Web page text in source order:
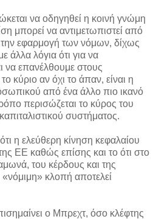
να οδηγηθεί η κοινή γνώμη
μπορεί να αντιμετωπιστεί από
την εφαρμογή των νόμων, δίχως
άλλα λόγια ότι για να
να επανέλθουμε στους
κύριο αν όχι το άπαν, είναι η
από ένα άλλο πιο ικανό
περισώζεται το κύρος του
συστήματος.
η ελεύθερη κίνηση κεφαλαίου
ΕΕ καθώς επίσης και το ότι στο
του κέρδους και της
κλοπή αποτελεί
ο Μπρεχτ, όσο κλέφτης